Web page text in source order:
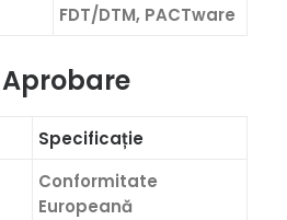
FDT/DTM, PACTware
Specificație
Conformitate
Europeană